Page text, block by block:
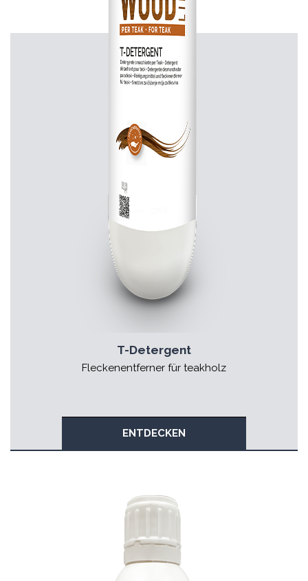
T-Detergent
Fleckenentferner für teakholz
ENTDECKEN